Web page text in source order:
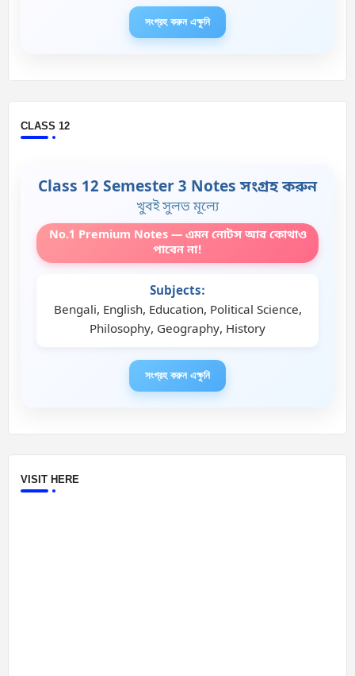
সংগ্রহ করুন এক্ষুনি
CLASS 12
Class 12 Semester 3 Notes সংগ্রহ করুন
খুবই সুলভ মূল্যে
No.1 Premium Notes — এমন নোটস আর কোথাও
পাবেন না!
Subjects:
Bengali, English, Education, Political Science,
Philosophy, Geography, History
সংগ্রহ করুন এক্ষুনি
VISIT HERE